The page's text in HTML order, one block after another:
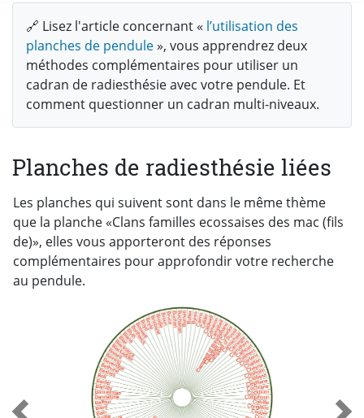
🔗 Lisez l'article concernant « l’utilisation des
planches de pendule», vous apprendrez deux
méthodes complémentaires pour utiliser un
cadran de radiesthésie avec votre pendule. Et
comment questionner un cadran multi-niveaux.
Planches de radiesthésie liées
Les planches qui suivent sont dans le même thème
que la planche «Clans familles ecossaises des mac (fils
de)», elles vous apporteront des réponses
complémentaires pour approfondir votre recherche
au pendule.